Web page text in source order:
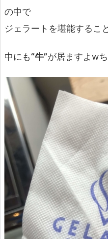
の中で
ジェラートを堪能するこ
中にも“牛”が居ますよw